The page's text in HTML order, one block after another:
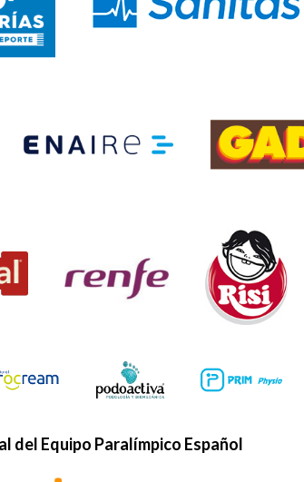
del Equipo Paralímpico Español